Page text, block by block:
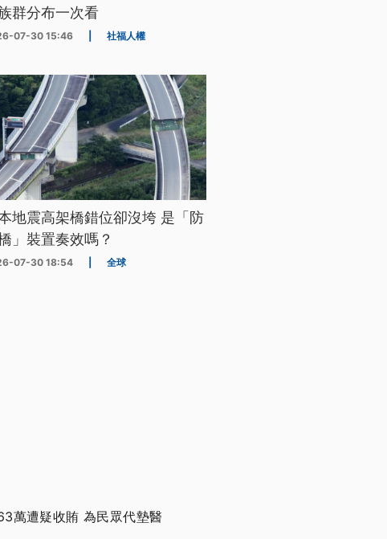
群分布一次看
07-30 15:46 社福人權
地震高架橋錯位卻沒垮 是「防
」裝置奏效嗎？
07-30 18:54 全球
萬遭疑收賄 為民眾代墊醫